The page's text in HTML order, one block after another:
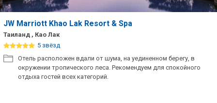
JW Marriott Khao Lak Resort & Spa
Таиланд , Као Лак
5 звёзд
Отель расположен вдали от шума, на уединенном берегу, в
окружении тропического леса. Рекомендуем для спокойного
отдыха гостей всех категорий.
Экскурсионные туры
VIP отели 5 звезд
ТОП 10 недорогих отелей